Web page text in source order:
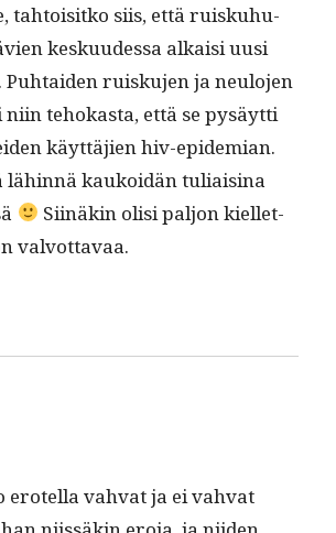
tah­toisitko siis, että ruiskuhu­
kesku­udessa alka­isi uusi
Puh­taiden ruisku­jen ja neu­lo­jen
tehokas­ta, että se pysäyt­ti
käyt­täjien hiv-epi­demi­an.
lähin­nä kaukoidän tuli­aisi­na
Siinäkin olisi paljon kiel­let­
valvottavaa.
erotel­la vah­vat ja ei vah­vat